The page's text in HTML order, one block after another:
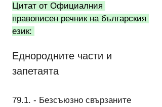
Цитат от Официалния
правописен речник на българския
език:
Еднородните части и
запетаята
79.1. - Безсъюзно свързаните